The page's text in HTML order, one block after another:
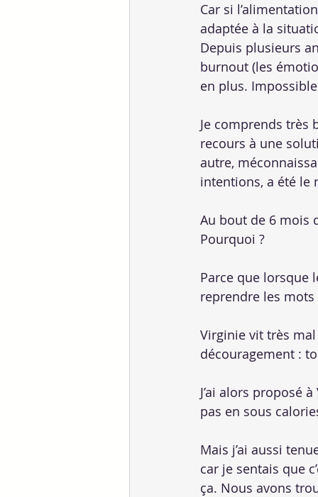
Car si
adaptée à la
Depuis plusieurs
burnout (les
en plus.
Je comprends très
recours à une
autre,
intentions, a été le
Au bout de 6 mois
Pourquoi ?
Parce que lorsque
reprendre les
Virginie vit très
découragement :
J’ai alors proposé
pas en sous
Mais j’ai aussi
car je sentais que
ça. Nous avons